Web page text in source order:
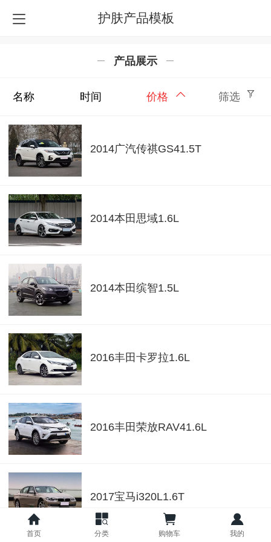
护肤产品模板
产品展示
名称 时间 价格 筛选
2014广汽传祺GS41.5T
2014本田思域1.6L
2014本田缤智1.5L
2016丰田卡罗拉1.6L
2016丰田荣放RAV41.6L
2017宝马i320L1.6T
首页 分类 购物车 我的